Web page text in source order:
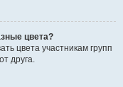
цвета?
цвета участникам групп
друга.